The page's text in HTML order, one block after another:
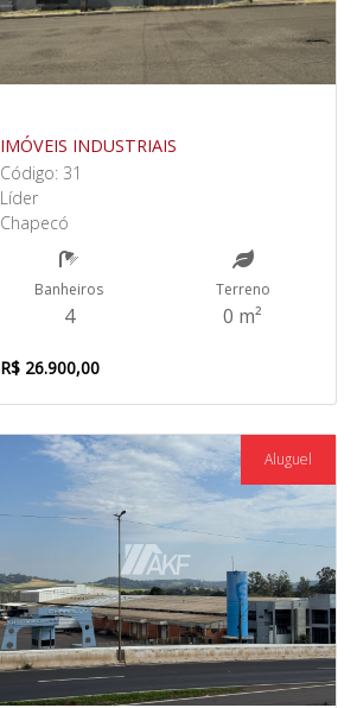
IMÓVEIS INDUSTRIAIS
Código: 31
Líder
Chapecó
Banheiros
4
Terreno
0 m²
R$ 26.900,00
Aluguel